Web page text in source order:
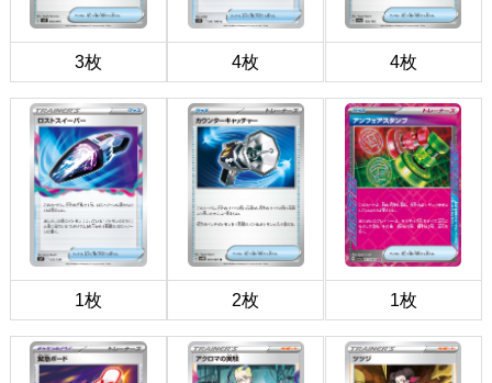
3枚 4枚 4枚
1枚 2枚 1枚